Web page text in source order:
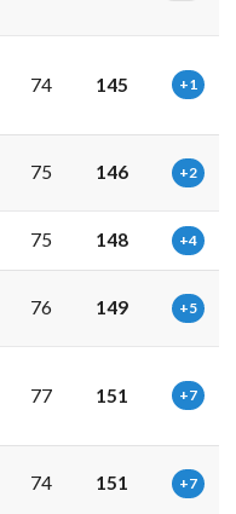
74 145 +1
75 146 +2
75 148 +4
76 149 +5
77 151 +7
74 151 +7